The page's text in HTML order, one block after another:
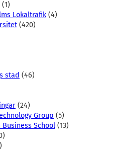
(1)
Lokaltrafik(4)
(420)
stad (46)
(24)
Group (5)
Business School (13)